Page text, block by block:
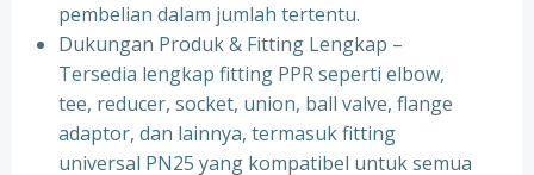
pembelian dalam jumlah tertentu.
⁠Dukungan Produk & Fitting Lengkap –
Tersedia lengkap fitting PPR seperti elbow,
tee, reducer, socket, union, ball valve, flange
adaptor, dan lainnya, termasuk fitting
universal PN25 yang kompatibel untuk semua